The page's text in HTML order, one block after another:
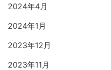
2024年4月
2024年1月
2023年12月
2023年11月